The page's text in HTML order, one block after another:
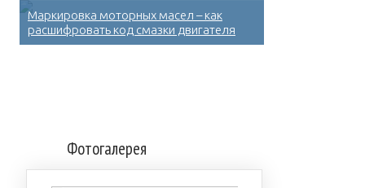
Маркировка моторных масел – как
расшифровать код смазки двигателя
Фотогалерея